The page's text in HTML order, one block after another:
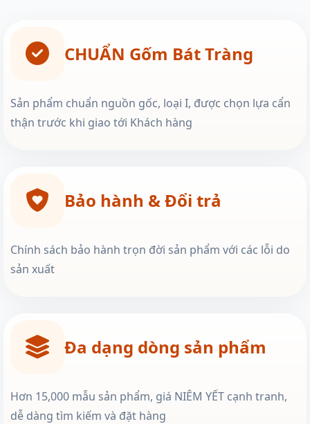
CHUẨN Gốm Bát Tràng
Sản phẩm chuẩn nguồn gốc, loại I, được chọn lựa cẩn
thận trước khi giao tới Khách hàng
Bảo hành & Đổi trả
Chính sách bảo hành trọn đời sản phẩm với các lỗi do
sản xuất
Đa dạng dòng sản phẩm
Hơn 15,000 mẫu sản phẩm, giá NIÊM YẾT cạnh tranh,
dễ dàng tìm kiếm và đặt hàng